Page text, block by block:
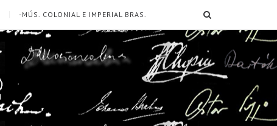
-MÚS. COLONIAL E IMPERIAL BRAS.